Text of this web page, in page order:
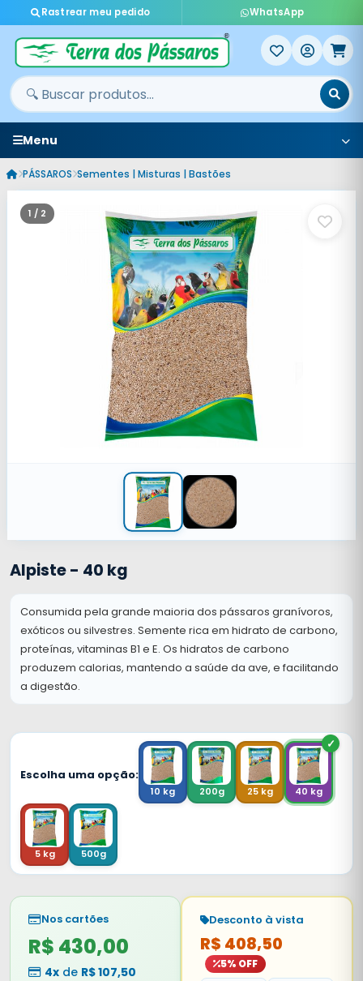
Rastrear meu pedido WhatsApp
Menu
PÁSSAROS Sementes | Misturas | Bastões
1 / 2
Alpiste - 40 kg
Consumida pela grande maioria dos pássaros granívoros,
exóticos ou silvestres. Semente rica em hidrato de carbono,
proteínas, vitaminas B1 e E. Os hidratos de carbono
produzem calorias, mantendo a saúde da ave, e facilitando
a digestão.
Escolha uma opção:
10 kg 200g 25 kg 40 kg
5 kg 500g
Nos cartões
R$ 430,00
4x de R$ 107,50
Desconto à vista
R$ 408,50
5% OFF